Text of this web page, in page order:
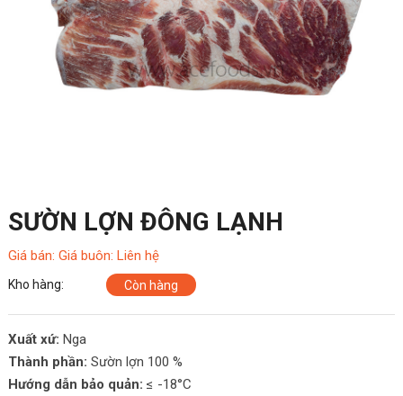
SƯỜN LỢN ĐÔNG LẠNH
Giá bán: Giá buôn: Liên hệ
Kho hàng: Còn hàng
Xuất xứ: Nga
Thành phần: Sườn lợn 100 %
Hướng dẫn bảo quản: ≤ -18°C